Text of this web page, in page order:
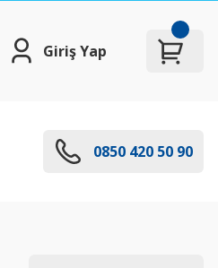
Giriş Yap
0850 420 50 90